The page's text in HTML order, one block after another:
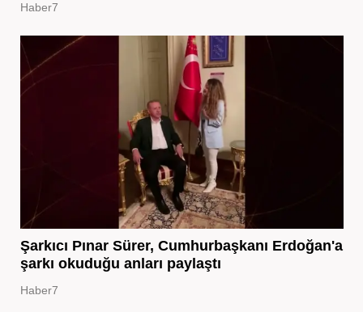
Haber7
Şarkıcı Pınar Sürer, Cumhurbaşkanı Erdoğan'a
şarkı okuduğu anları paylaştı
Haber7